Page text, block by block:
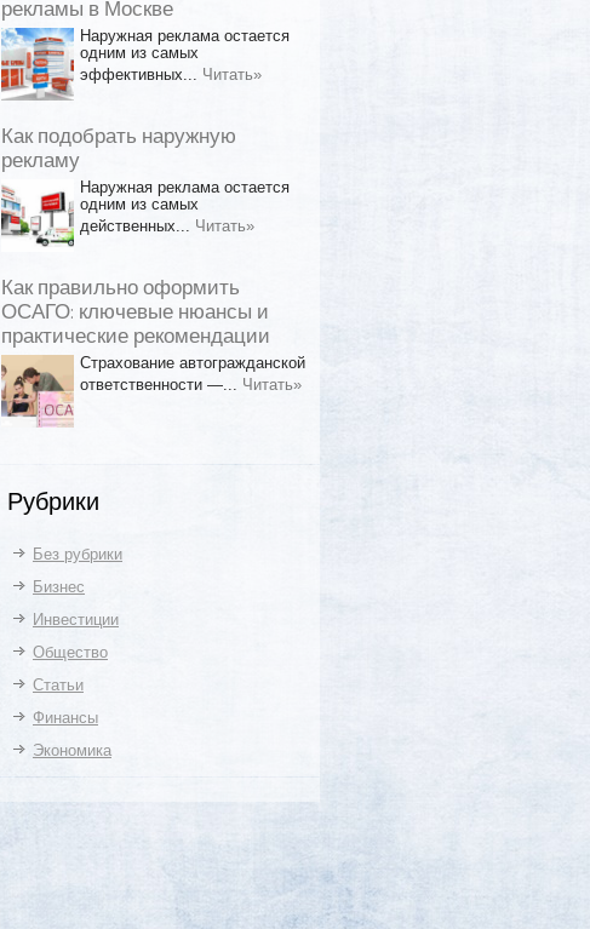
рекламы в Москве
Наружная реклама остается
одним из самых
эффективных... Читать»
Как подобрать наружную
рекламу
Наружная реклама остается
одним из самых
действенных... Читать»
Как правильно оформить
ОСАГО: ключевые нюансы и
практические рекомендации
Страхование автогражданской
ответственности —... Читать»
Рубрики
Без рубрики
Бизнес
Инвестиции
Общество
Статьи
Финансы
Экономика